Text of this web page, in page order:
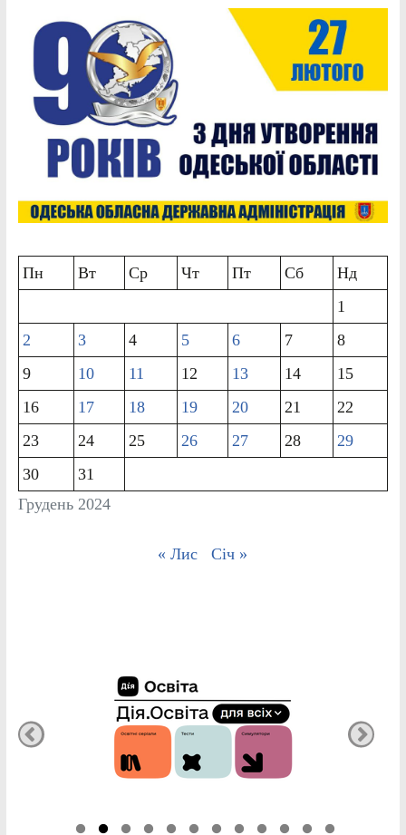
Грудень 2024
Пн Вт Ср Чт Пт Сб
Нд
1
2
3 4 5 6 7
8
9
10 11 12 13 14
15
16
17 18 19 20 21
22
23
24 25 26 27 28
29
30
31
« Лис Січ »